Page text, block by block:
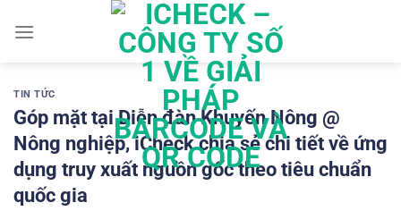
đến
TIN TỨC
Góp mặt tại Diễn đàn Khuyến Nông @
Nông nghiệp, iCheck chia sẻ chi tiết về ứng
dụng truy xuất nguồn gốc theo tiêu chuẩn
quốc gia